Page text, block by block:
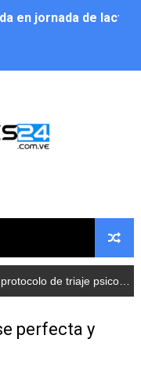
en jornada de
recreativa a la
en la
y atención a
2026” recorre las
realizó una jornada
de electrónica
psicosocial para atender a rescatistas
perfecta y